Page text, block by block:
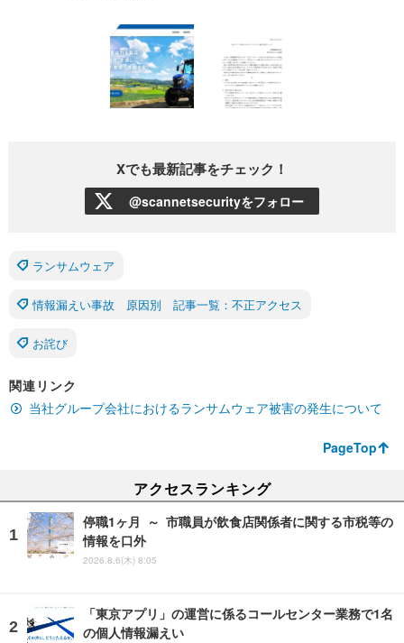
Xでも最新記事をチェック！
@scannetsecurityをフォロー
ランサムウェア
情報漏えい事故 原因別 記事一覧：不正アクセス
お詫び
関連リンク
当社グループ会社におけるランサムウェア被害の発生について
PageTop
アクセスランキング
停職1ヶ月 ～ 市職員が飲食店関係者に関する市税等の
情報を口外
2026.8.6(木) 8:05
「東京アプリ」の運営に係るコールセンター業務で1名
の個人情報漏えい